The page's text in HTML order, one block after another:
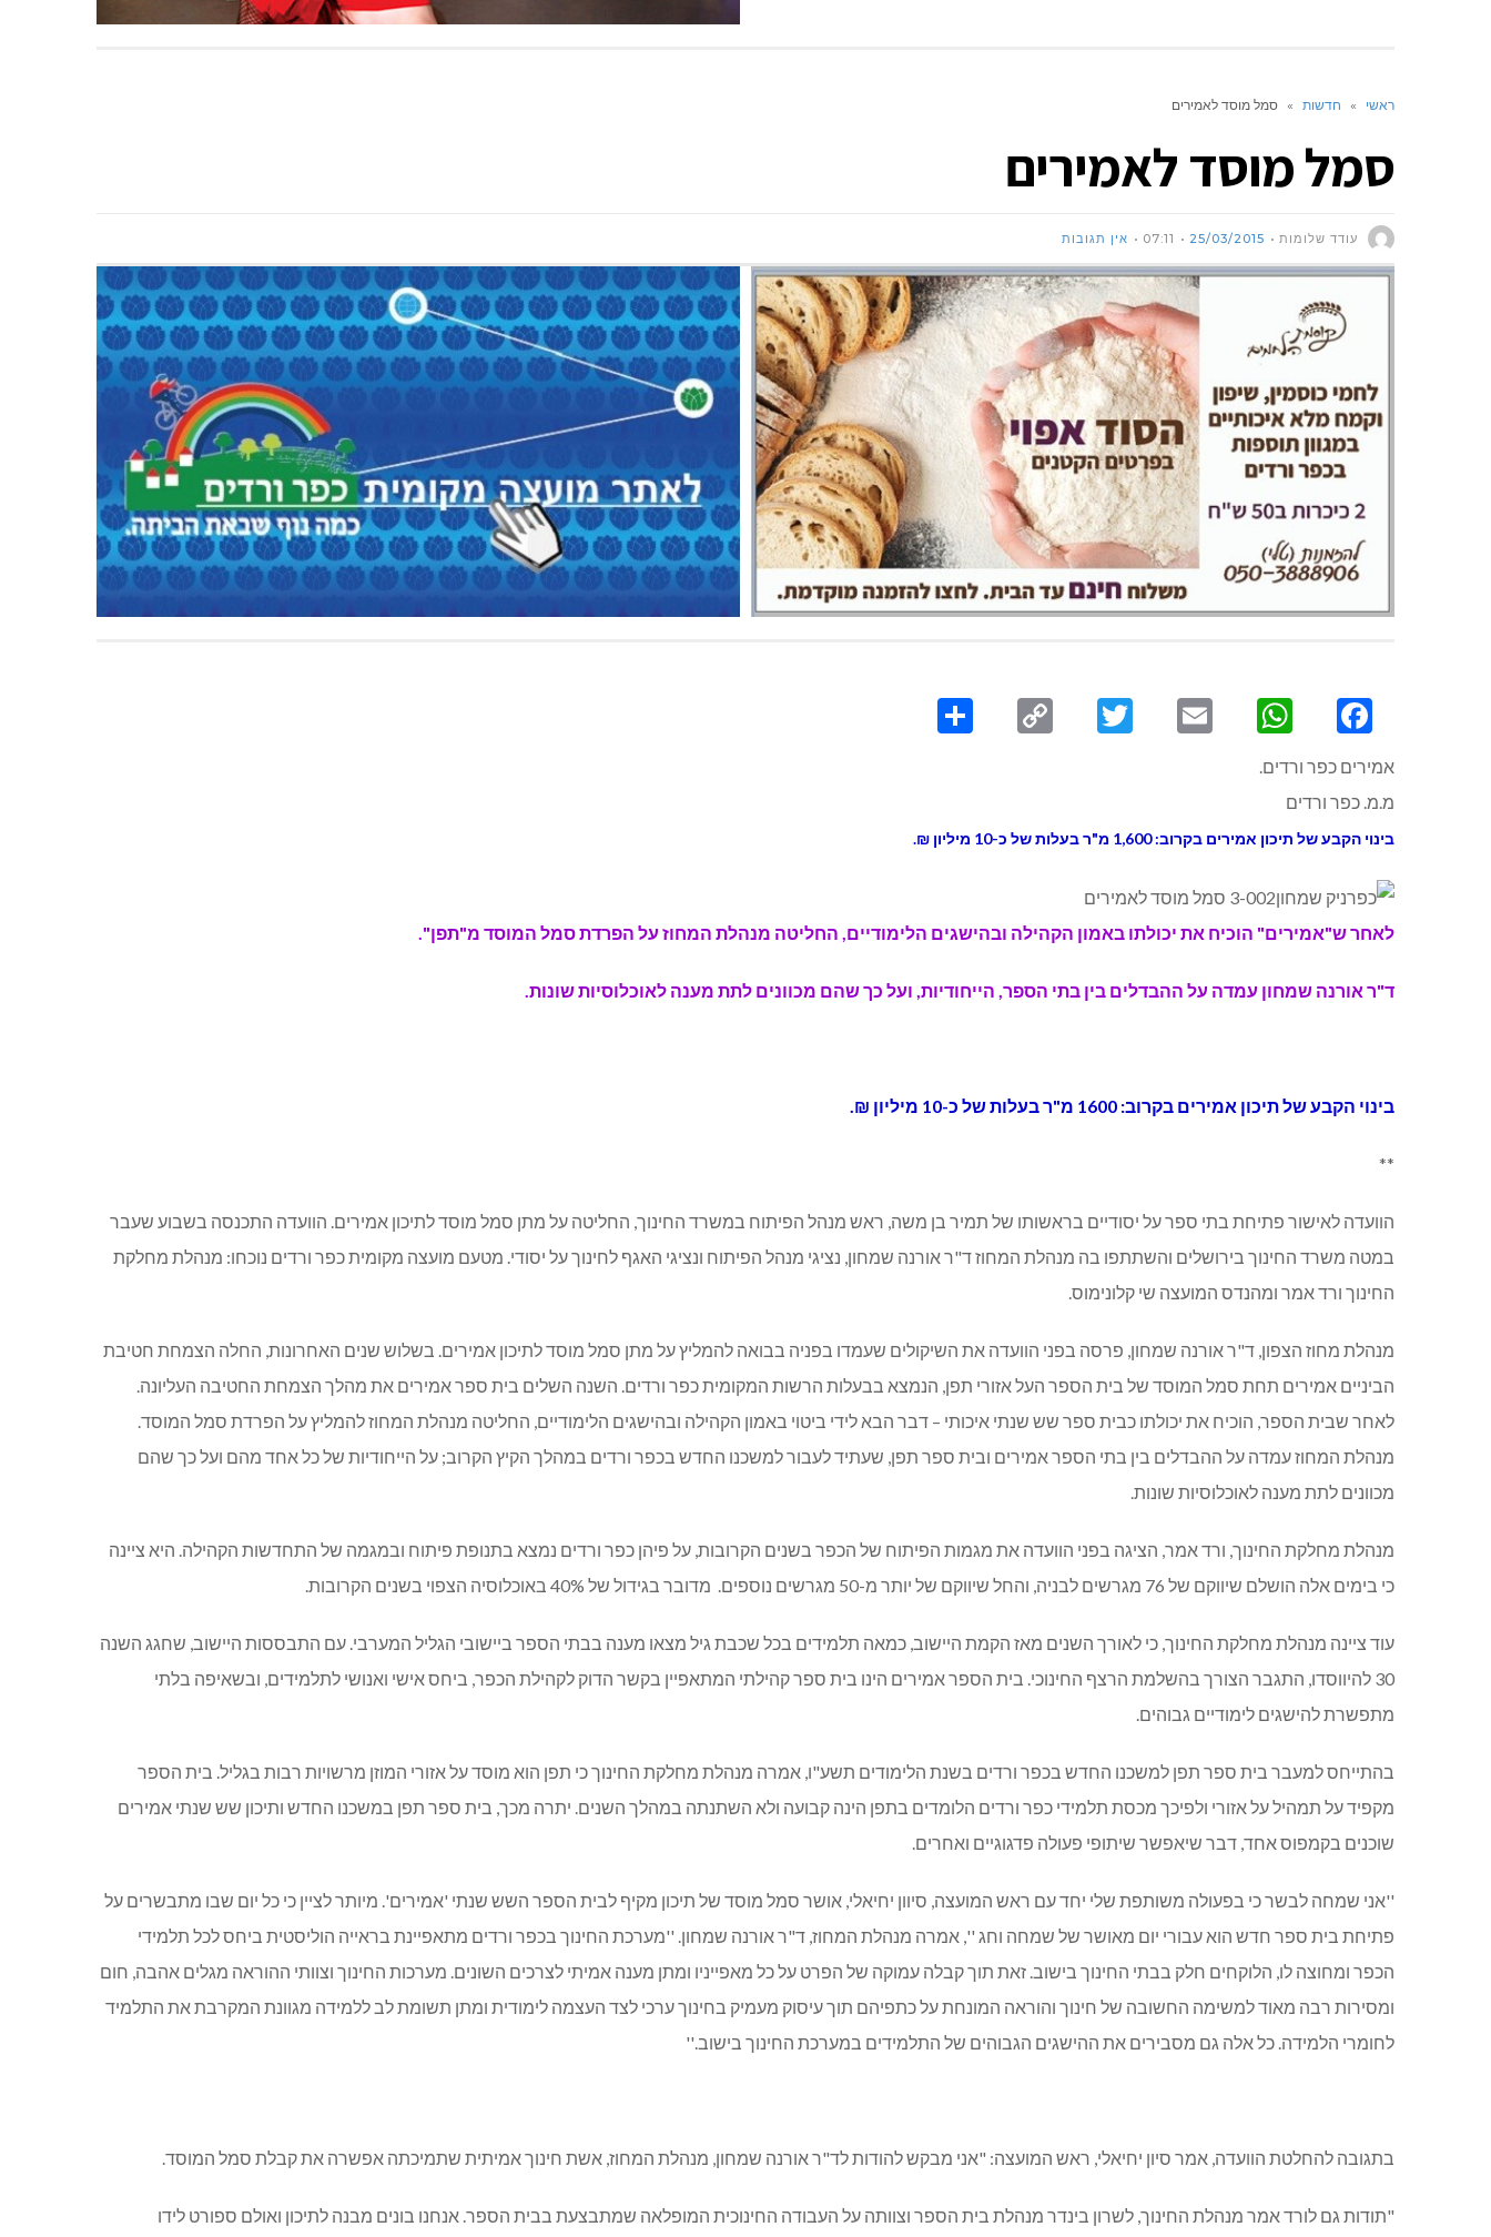
ראשי » חדשות » סמל מוסד לאמירים
סמל מוסד לאמירים
עודד שלומות 25/03/2015
07:11 אין תגובות
Facebook
WhatsApp
Email
Twitter
Copy
אמירים כפר ורדים.
מ.מ. כפר ורדים
בינוי הקבע של תיכון אמירים בקרוב: 1,600 מ"ר בעלות של כ-10 מיליון ₪.
לאחר ש"אמירים" הוכיח את יכולתו באמון הקהילה ובהישגים הלימודיים, החליטה מנהלת המחוז על הפרדת סמל המוסד מ"תפן".
ד"ר אורנה שמחון עמדה על ההבדלים בין בתי הספר, הייחודיות, ועל כך שהם מכוונים לתת מענה לאוכלוסיות שונות.
בינוי הקבע של תיכון אמירים בקרוב: 1600 מ"ר בעלות של כ-10 מיליון ₪.
**
הוועדה לאישור פתיחת בתי ספר על יסודיים בראשותו של תמיר בן משה, ראש מנהל הפיתוח במשרד החינוך, החליטה על מתן סמל מוסד לתיכון אמירים. הוועדה התכנסה בשבוע שעבר
במטה משרד החינוך בירושלים והשתתפו בה מנהלת המחוז ד"ר אורנה שמחון, נציגי מנהל הפיתוח ונציגי האגף לחינוך על יסודי. מטעם מועצה מקומית כפר ורדים נוכחו: מנהלת מחלקת
החינוך ורד אמר ומהנדס המועצה שי קלונימוס.
מנהלת מחוז הצפון, ד"ר אורנה שמחון, פרסה בפני הוועדה את השיקולים שעמדו בפניה בבואה להמליץ על מתן סמל מוסד לתיכון אמירים. בשלוש שנים האחרונות, החלה הצמחת חטיבת
הביניים אמירים תחת סמל המוסד של בית הספר העל אזורי תפן, הנמצא בבעלות הרשות המקומית כפר ורדים. השנה השלים בית ספר אמירים את מהלך הצמחת החטיבה העליונה.
לאחר שבית הספר, הוכיח את יכולתו כבית ספר שש שנתי איכותי – דבר הבא לידי ביטוי באמון הקהילה ובהישגים הלימודיים, החליטה מנהלת המחוז להמליץ על הפרדת סמל המוסד.
מנהלת המחוז עמדה על ההבדלים בין בתי הספר אמירים ובית ספר תפן, שעתיד לעבור למשכנו החדש בכפר ורדים במהלך הקיץ הקרוב; על הייחודיות של כל אחד מהם ועל כך שהם
מכוונים לתת מענה לאוכלוסיות שונות.
מנהלת מחלקת החינוך, ורד אמר, הציגה בפני הוועדה את מגמות הפיתוח של הכפר בשנים הקרובות, על פיהן כפר ורדים נמצא בתנופת פיתוח ובמגמה של התחדשות הקהילה. היא ציינה
כי בימים אלה הושלם שיווקם של 76 מגרשים לבניה, והחל שיווקם של יותר מ-50 מגרשים נוספים. מדובר בגידול של 40% באוכלוסיה הצפוי בשנים הקרובות.
עוד ציינה מנהלת מחלקת החינוך, כי לאורך השנים מאז הקמת היישוב, כמאה תלמידים בכל שכבת גיל מצאו מענה בבתי הספר ביישובי הגליל המערבי. עם התבססות היישוב, שחגג השנה
30 להיווסדו, התגבר הצורך בהשלמת הרצף החינוכי. בית הספר אמירים הינו בית ספר קהילתי המתאפיין בקשר הדוק לקהילת הכפר, ביחס אישי ואנושי לתלמידים, ובשאיפה בלתי
מתפשרת להישגים לימודיים גבוהים.
בהתייחס למעבר בית ספר תפן למשכנו החדש בכפר ורדים בשנת הלימודים תשע"ו, אמרה מנהלת מחלקת החינוך כי תפן הוא מוסד על אזורי המוזן מרשויות רבות בגליל. בית הספר
מקפיד על תמהיל על אזורי ולפיכך מכסת תלמידי כפר ורדים הלומדים בתפן הינה קבועה ולא השתנתה במהלך השנים. יתרה מכך, בית ספר תפן במשכנו החדש ותיכון שש שנתי אמירים
שוכנים בקמפוס אחד, דבר שיאפשר שיתופי פעולה פדגוגיים ואחרים.
''אני שמחה לבשר כי בפעולה משותפת שלי יחד עם ראש המועצה, סיוון יחיאלי, אושר סמל מוסד של תיכון מקיף לבית הספר השש שנתי 'אמירים'. מיותר לציין כי כל יום שבו מתבשרים על
פתיחת בית ספר חדש הוא עבורי יום מאושר של שמחה וחג '', אמרה מנהלת המחוז, ד"ר אורנה שמחון. ''מערכת החינוך בכפר ורדים מתאפיינת בראייה הוליסטית ביחס לכל תלמידי
הכפר ומחוצה לו, הלוקחים חלק בבתי החינוך בישוב. זאת תוך קבלה עמוקה של הפרט על כל מאפייניו ומתן מענה אמיתי לצרכים השונים. מערכות החינוך וצוותי ההוראה מגלים אהבה, חום
ומסירות רבה מאוד למשימה החשובה של חינוך והוראה המונחת על כתפיהם תוך עיסוק מעמיק בחינוך ערכי לצד העצמה לימודית ומתן תשומת לב ללמידה מגוונת המקרבת את התלמיד
לחומרי הלמידה. כל אלה גם מסבירים את ההישגים הגבוהים של התלמידים במערכת החינוך בישוב.''
בתגובה להחלטת הוועדה, אמר סיון יחיאלי, ראש המועצה: "אני מבקש להודות לד"ר אורנה שמחון, מנהלת המחוז, אשת חינוך אמיתית שתמיכתה אפשרה את קבלת סמל המוסד.
"תודות גם לורד אמר מנהלת החינוך, לשרון בינדר מנהלת בית הספר וצוותה על העבודה החינוכית המופלאה שמתבצעת בבית הספר. אנחנו בונים מבנה לתיכון ואולם ספורט לידו